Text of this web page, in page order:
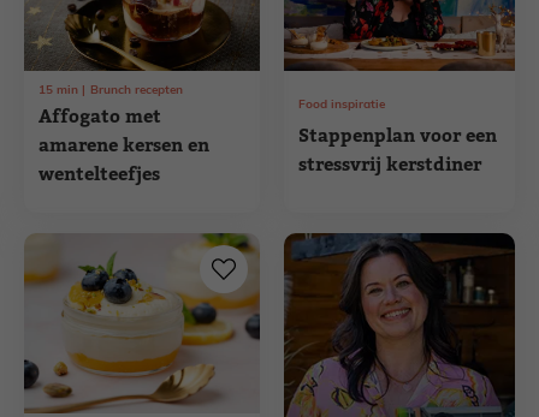
Affogato met
amarene kersen en
wentelteefjes
15 min Brunch recepten
Stappenplan voor een
stressvrij kerstdiner
Food inspiratie